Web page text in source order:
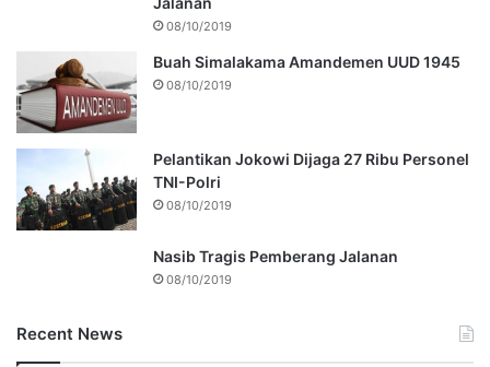
08/10/2019
Buah Simalakama Amandemen UUD 1945
08/10/2019
Pelantikan Jokowi Dijaga 27 Ribu Personel
TNI-Polri
08/10/2019
Nasib Tragis Pemberang Jalanan
08/10/2019
Recent News